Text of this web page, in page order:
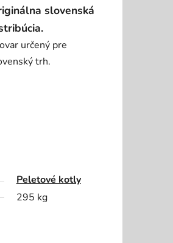
slovenská
určený pre
trh.
Peletové kotly
295 kg